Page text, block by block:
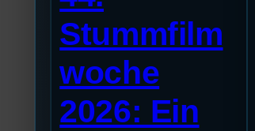
Stummfilm
woche
2026: Ein